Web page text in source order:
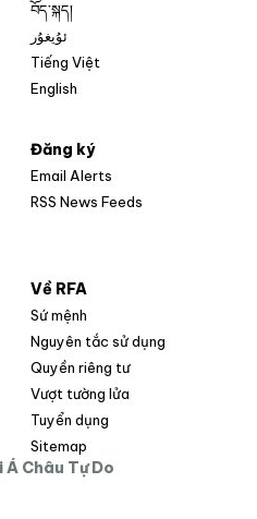
བོད་སྐད།
ئۇيغۇر
Tiếng Việt
English
Đăng ký
Email Alerts
RSS News Feeds
Về RFA
Sứ mệnh
Nguyên tắc sử dụng
Quyền riêng tư
Vượt tường lửa
Tuyển dụng
Sitemap
Châu Tự Do